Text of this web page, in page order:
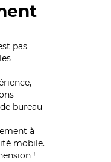
pas
bureau
à
mobile.
!